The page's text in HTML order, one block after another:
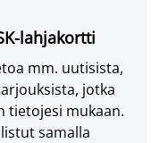
lahjakortti
mm. uutisista,
jotka
tietojesi mukaan.
samalla